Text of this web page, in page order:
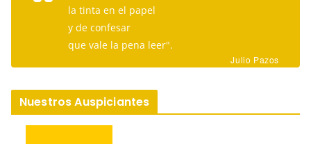
la tinta en el papel
y de confesar
que vale la pena leer".
Julio Pazos
Nuestros Auspiciantes